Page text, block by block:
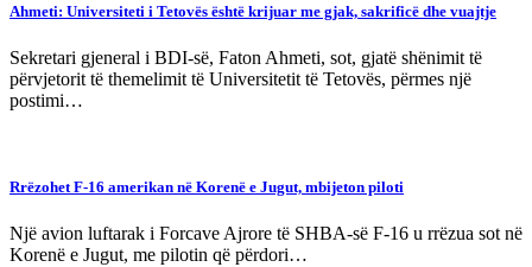
Ahmeti: Universiteti i Tetovës është krijuar me gjak, sakrificë dhe vuajtje
Sekretari gjeneral i BDI-së, Faton Ahmeti, sot, gjatë shënimit të
përvjetorit të themelimit të Universitetit të Tetovës, përmes një
postimi…
Rrëzohet F-16 amerikan në Korenë e Jugut, mbijeton piloti
Një avion luftarak i Forcave Ajrore të SHBA-së F-16 u rrëzua sot në
Korenë e Jugut, me pilotin që përdori…